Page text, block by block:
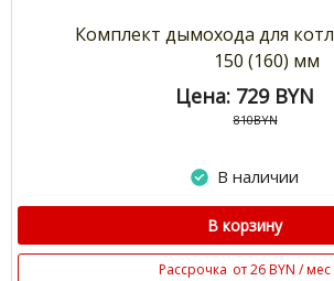
Комплект дымохода для
150 (160) мм
Цена: 729 BYN
810BYN
В наличии
В корзину
Рассрочка от 26 BYN / мес